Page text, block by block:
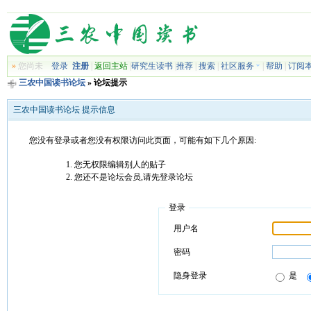
»您尚未 登录 注册| 返回主站| 研究生读书| 推荐| 搜索| 社区服务 帮助
订阅
三农中国读书论坛» 论坛提示
三农中国读书论坛 提示信息
您没有登录或者您没有权限访问此页面，可能有如下几个原因:
您无权限编辑别人的贴子
您还不是论坛会员,请先登录论坛
登录
用户名
密码
隐身登录 是